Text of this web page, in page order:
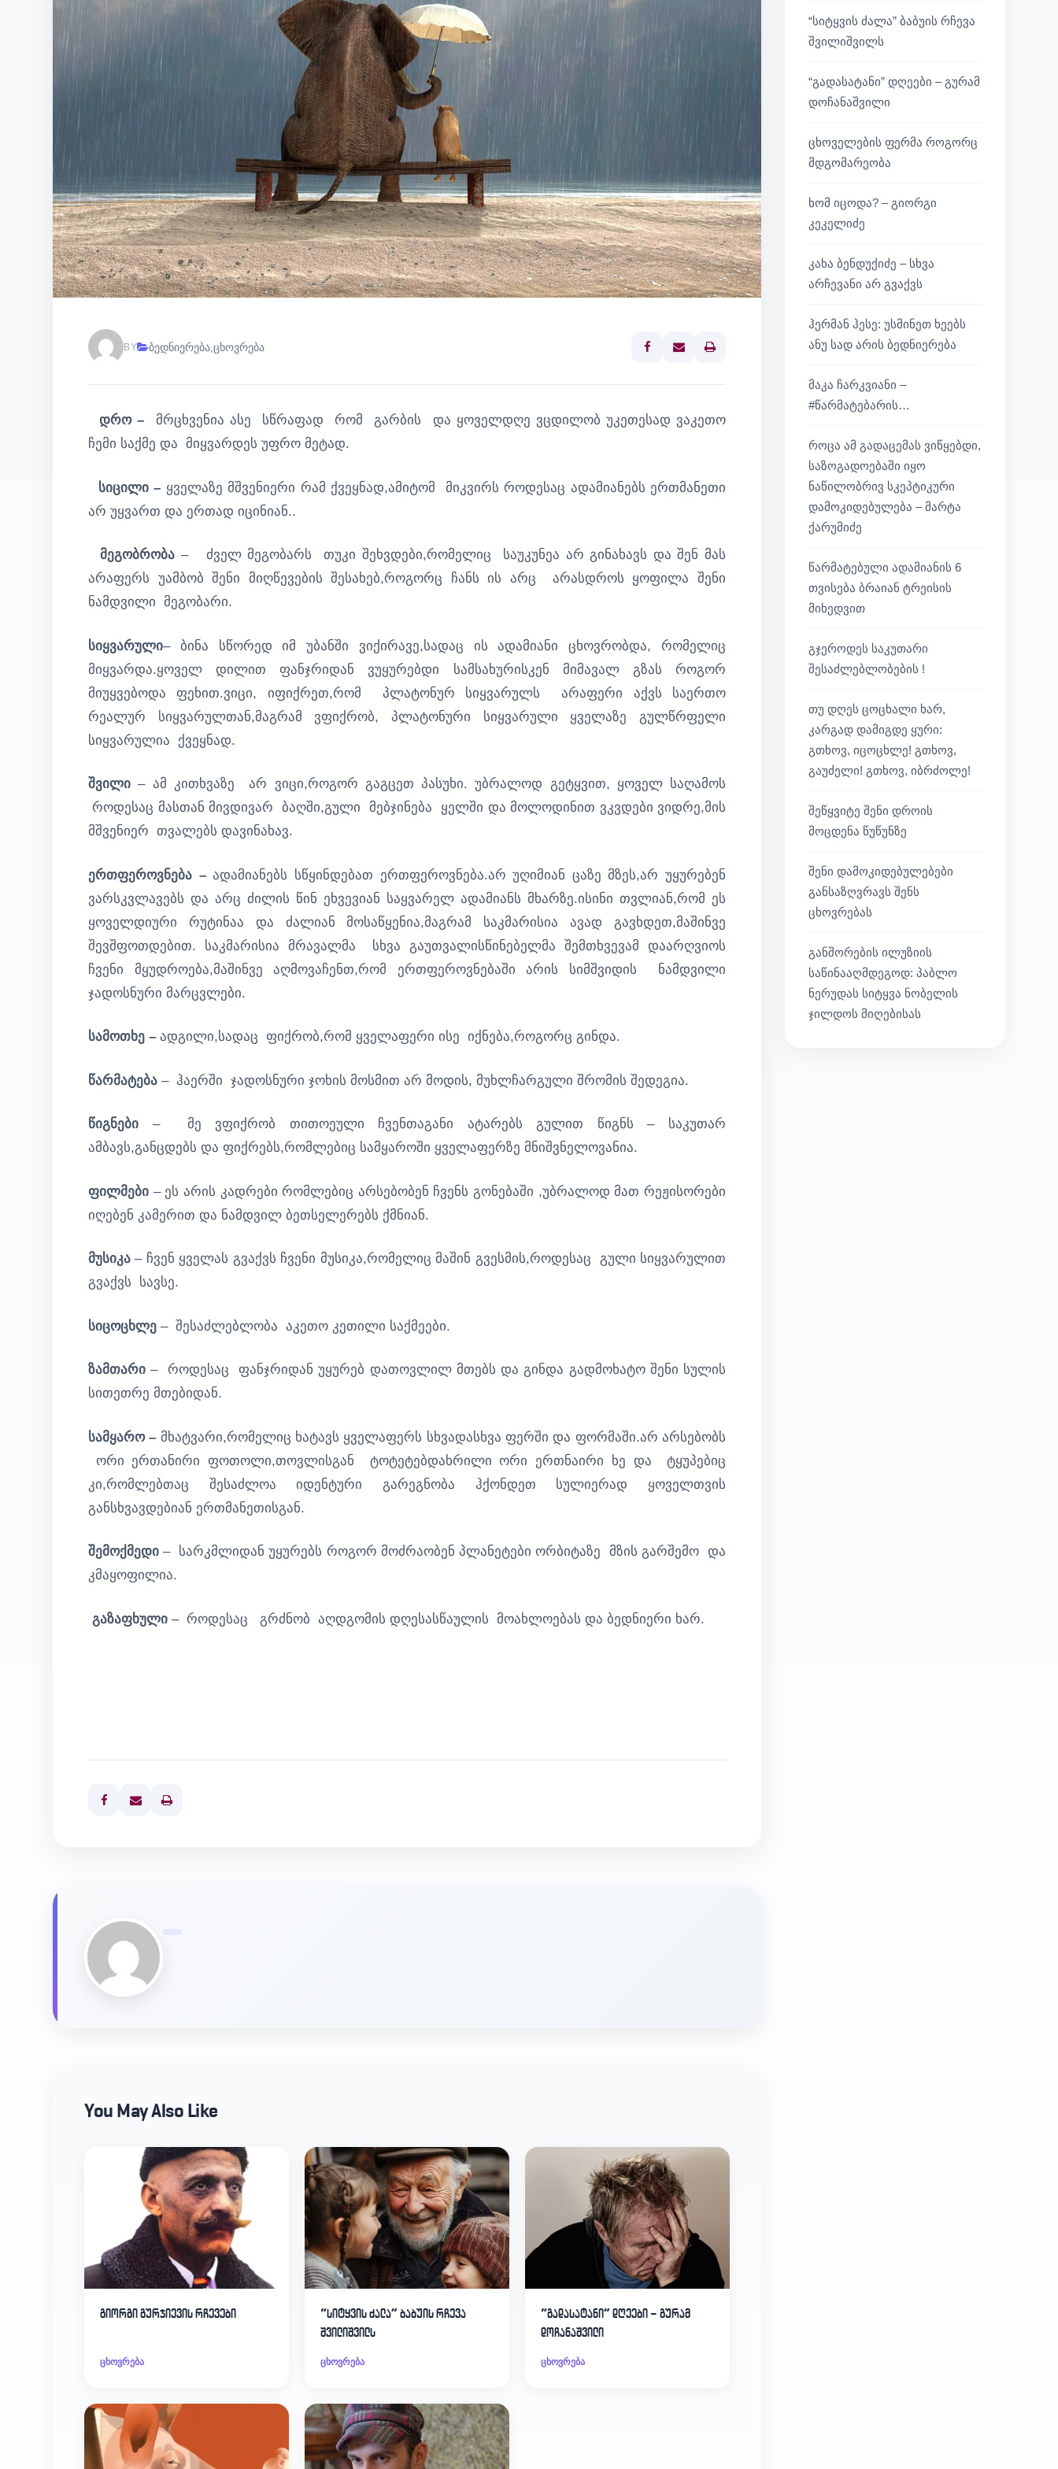
BY ბედნიერება ცხოვრება
Print
დრო – მრცხვენია ასე სწრაფად რომ გარბის
და ყოველდღე ვცდილობ უკეთესად ვაკეთო
ჩემი საქმე და მიყვარდეს უფრო მეტად.
სიცილი – ყველაზე მშვენიერი რამ ქვეყნად,ამიტომ
მიკვირს როდესაც ადამიანებს ერთმანეთი
არ უყვართ და ერთად იცინიან..
მეგობრობა – ძველ მეგობარს თუკი შეხვდები,რომელიც საუკუნეა არ გინახავს და შენ მას
არაფერს უამბობ შენი მიღწევების შესახებ,როგორც ჩანს ის არც არასდროს ყოფილა შენი
ნამდვილი მეგობარი.
სიყვარული– ბინა სწორედ იმ უბანში ვიქირავე,სადაც ის ადამიანი ცხოვრობდა, რომელიც
მიყვარდა.ყოველ დილით ფანჯრიდან ვუყურებდი სამსახურისკენ მიმავალ გზას როგორ
მიუყვებოდა ფეხით.ვიცი, იფიქრეთ,რომ პლატონურ სიყვარულს არაფერი აქვს საერთო
რეალურ სიყვარულთან,მაგრამ ვფიქრობ, პლატონური სიყვარული ყველაზე გულწრფელი
სიყვარულია ქვეყნად.
შვილი– ამ კითხვაზე არ ვიცი,როგორ გაგცეთ პასუხი. უბრალოდ გეტყვით, ყოველ საღამოს
როდესაც მასთან მივდივარ ბაღში,გული მებჯინება ყელში და მოლოდინით ვკვდები ვიდრე,მის
მშვენიერ თვალებს დავინახავ.
ერთფეროვნება –ადამიანებს სწყინდებათ ერთფეროვნება.არ უღიმიან ცაზე მზეს,არ უყურებენ
ვარსკვლავებს და არც ძილის წინ ეხვევიან საყვარელ ადამიანს მხარზე.ისინი თვლიან,რომ ეს
ყოველდიური რუტინაა და ძალიან მოსაწყენია,მაგრამ საკმარისია ავად გავხდეთ,მაშინვე
შევშფოთდებით. საკმარისია მრავალმა სხვა გაუთვალისწინებელმა შემთხვევამ დაარღვიოს
ჩვენი მყუდროება,მაშინვე აღმოვაჩენთ,რომ ერთფეროვნებაში არის სიმშვიდის ნამდვილი
ჯადოსნური მარცვლები.
სამოთხე – ადგილი,სადაც ფიქრობ,რომ ყველაფერი ისე იქნება,როგორც გინდა.
წარმატება – ჰაერში ჯადოსნური ჯოხის მოსმით არ მოდის, მუხლჩარგული შრომის შედეგია.
წიგნები – მე ვფიქრობ თითოეული ჩვენთაგანი ატარებს გულით წიგნს – საკუთარ
ამბავს,განცდებს და ფიქრებს,რომლებიც სამყაროში ყველაფერზე მნიშვნელოვანია.
ფილმები – ეს არის კადრები რომლებიც არსებობენ ჩვენს გონებაში ,უბრალოდ მათ რეჟისორები
იღებენ კამერით და ნამდვილ ბეთსელერებს ქმნიან.
მუსიკა – ჩვენ ყველას გვაქვს ჩვენი მუსიკა,რომელიც მაშინ გვესმის,როდესაც გული სიყვარულით
გვაქვს სავსე.
სიცოცხლე – შესაძლებლობა აკეთო კეთილი საქმეები.
ზამთარი– როდესაც ფანჯრიდან უყურებ დათოვლილ მთებს და გინდა გადმოხატო შენი სულის
სითეთრე მთებიდან.
სამყარო – მხატვარი,რომელიც ხატავს ყველაფერს სხვადასხვა ფერში და ფორმაში.არ არსებობს
ორი ერთანირი ფოთოლი,თოვლისგან ტოტეტებდახრილი ორი ერთნაირი ხე და ტყუპებიც
კი,რომლებთაც შესაძლოა იდენტური გარეგნობა ჰქონდეთ სულიერად ყოველთვის
განსხვავდებიან ერთმანეთისგან.
შემოქმედი – სარკმლიდან უყურებს როგორ მოძრაობენ პლანეტები ორბიტაზე მზის გარშემო და
კმაყოფილია.
გაზაფხული – როდესაც გრძნობ აღდგომის დღესასწაულის მოახლოებას და ბედნიერი ხარ.
Print
You May Also Like
გიორგი გურჯიევის რჩევები
ცხოვრება
“სიტყვის ძალა” ბაბუის რჩევა
შვილიშვილს
ცხოვრება
“გადასატანი” დღეები – გურამ
დოჩანაშვილი
ცხოვრება
“სიტყვის ძალა” ბაბუის რჩევა
შვილიშვილს
“გადასატანი” დღეები – გურამ
დოჩანაშვილი
ცხოველების ფერმა როგორც
მდგომარეობა
ხომ იცოდა? – გიორგი
კეკელიძე
კახა ბენდუქიძე – სხვა
არჩევანი არ გვაქვს
ჰერმან ჰესე: უსმინეთ ხეებს
ანუ სად არის ბედნიერება
მაკა ჩარკვიანი –
#წარმატებარის…
როცა ამ გადაცემას ვიწყებდი,
საზოგადოებაში იყო
ნაწილობრივ სკეპტიკური
დამოკიდებულება – მარტა
ქარუმიძე
წარმატებული ადამიანის 6
თვისება ბრაიან ტრეისის
მიხედვით
გჯეროდეს საკუთარი
შესაძლებლობების !
თუ დღეს ცოცხალი ხარ,
კარგად დამიგდე ყური:
გთხოვ, იცოცხლე! გთხოვ,
გაუძელი! გთხოვ, იბრძოლე!
შეწყვიტე შენი დროის
მოცდენა წუწუნზე
შენი დამოკიდებულებები
განსაზღვრავს შენს
ცხოვრებას
განშორების ილუზიის
საწინააღმდეგოდ: პაბლო
ნერუდას სიტყვა ნობელის
ჯილდოს მიღებისას